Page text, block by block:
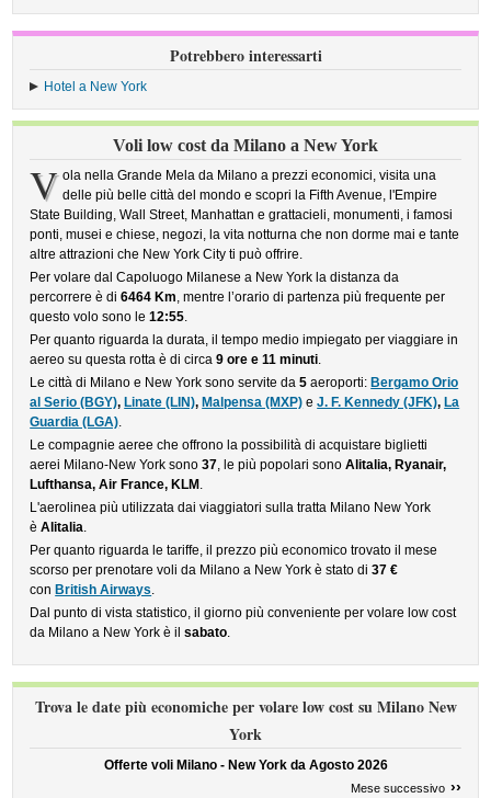
Potrebbero interessarti
Hotel a New York
Voli low cost da Milano a New York
V ola nella Grande Mela da Milano a prezzi economici, visita una
delle più belle città del mondo e scopri la Fifth Avenue, l'Empire
State Building, Wall Street, Manhattan e grattacieli, monumenti, i famosi
ponti, musei e chiese, negozi, la vita notturna che non dorme mai e tante
altre attrazioni che New York City ti può offrire.
Per volare dal Capoluogo Milanese a New York la distanza da
percorrere è di6464 Km, mentre l’orario di partenza più frequente per
questo volo sono le12:55.
Per quanto riguarda la durata, il tempo medio impiegato per viaggiare in
aereo su questa rotta è di circa9 ore e 11 minuti.
Le città di Milano e New York sono servite da5 aeroporti: Bergamo Orio
al Serio (BGY), Linate (LIN), Malpensa (MXP) eJ. F. Kennedy (JFK), La
Guardia (LGA).
Le compagnie aeree che offrono la possibilità di acquistare biglietti
aerei Milano-New York sono37, le più popolari sonoAlitalia, Ryanair,
Lufthansa, Air France, KLM .
L'aerolinea più utilizzata dai viaggiatori sulla tratta Milano New York
èAlitalia.
Per quanto riguarda le tariffe, il prezzo più economico trovato il mese
scorso per prenotare voli da Milano a New York è stato di37 €
con British Airways.
Dal punto di vista statistico, il giorno più conveniente per volare low cost
da Milano a New York è ilsabato.
Trova le date più economiche per volare low cost su Milano New
York
Offerte voli Milano - New York da Agosto 2026
Mese successivo ››